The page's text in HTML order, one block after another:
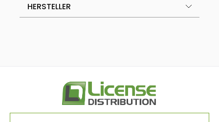
HERSTELLER